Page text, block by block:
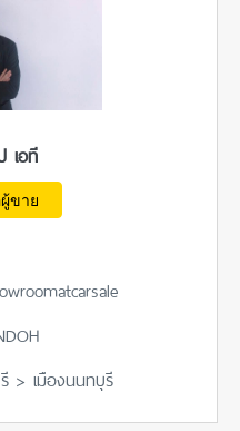
เอที
ขาย
> เมืองนนทบุรี